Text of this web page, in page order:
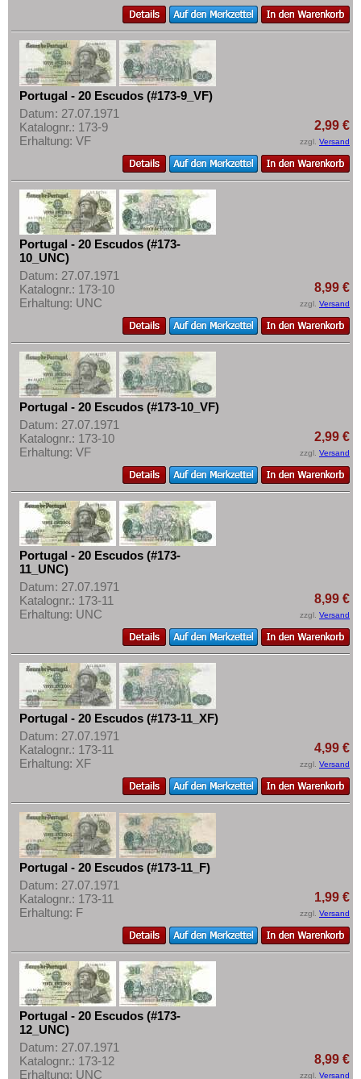
Portugal - 20 Escudos (#173-9_VF)
Datum: 27.07.1971
Katalognr.: 173-9
Erhaltung: VF
2,99 €
zzgl. Versand
Portugal - 20 Escudos (#173-
10_UNC)
Datum: 27.07.1971
Katalognr.: 173-10
Erhaltung: UNC
8,99 €
zzgl. Versand
Portugal - 20 Escudos (#173-10_VF)
Datum: 27.07.1971
Katalognr.: 173-10
Erhaltung: VF
2,99 €
zzgl. Versand
Portugal - 20 Escudos (#173-
11_UNC)
Datum: 27.07.1971
Katalognr.: 173-11
Erhaltung: UNC
8,99 €
zzgl. Versand
Portugal - 20 Escudos (#173-11_XF)
Datum: 27.07.1971
Katalognr.: 173-11
Erhaltung: XF
4,99 €
zzgl. Versand
Portugal - 20 Escudos (#173-11_F)
Datum: 27.07.1971
Katalognr.: 173-11
Erhaltung: F
1,99 €
zzgl. Versand
Portugal - 20 Escudos (#173-
12_UNC)
Datum: 27.07.1971
Katalognr.: 173-12
Erhaltung: UNC
8,99 €
zzgl. Versand